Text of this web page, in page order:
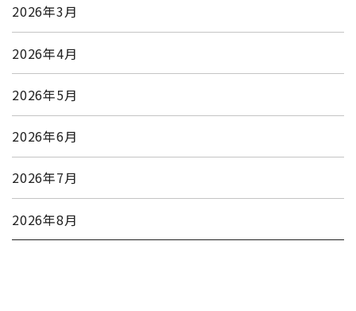
2026年3月
2026年4月
2026年5月
2026年6月
2026年7月
2026年8月